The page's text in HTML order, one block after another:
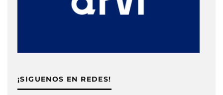
¡SIGUENOS EN REDES!